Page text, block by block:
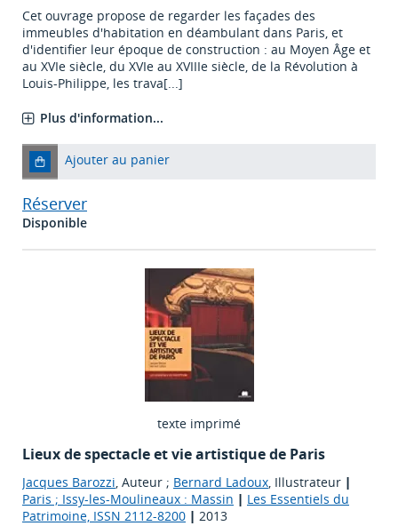
Cet ouvrage propose de regarder les façades des
immeubles d'habitation en déambulant dans Paris, et
d'identifier leur époque de construction : au Moyen Âge et
au XVIe siècle, du XVIe au XVIIIe siècle, de la Révolution à
Louis-Philippe, les trava[...]
Plus d'information...
Ajouter au panier
Réserver
Disponible
texte imprimé
Lieux de spectacle et vie artistique de Paris
Jacques Barozzi, Auteur ; Bernard Ladoux, Illustrateur |
Paris ; Issy-les-Moulineaux : Massin | Les Essentiels du
Patrimoine, ISSN 2112-8200 | 2013